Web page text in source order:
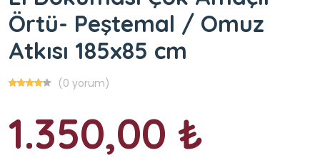
Örtü- Peştemal / Omuz
Atkısı 185x85 cm
(0 yorum)
1.350,00 ₺